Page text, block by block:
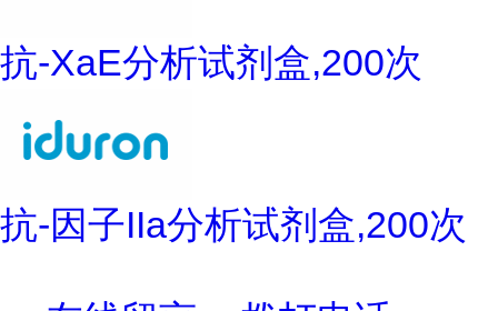
抗-XaE分析试剂盒,200次
抗-因子IIa分析试剂盒,200次